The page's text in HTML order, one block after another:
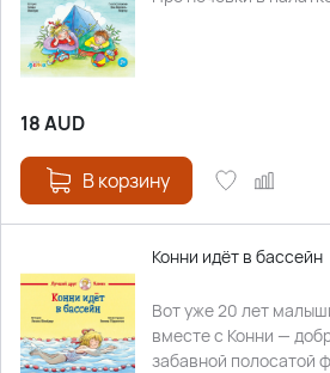
18AUD
В корзину
Конни идёт в бассейн
Вот уже 20 лет
вместе с Конни —
забавной полосатой